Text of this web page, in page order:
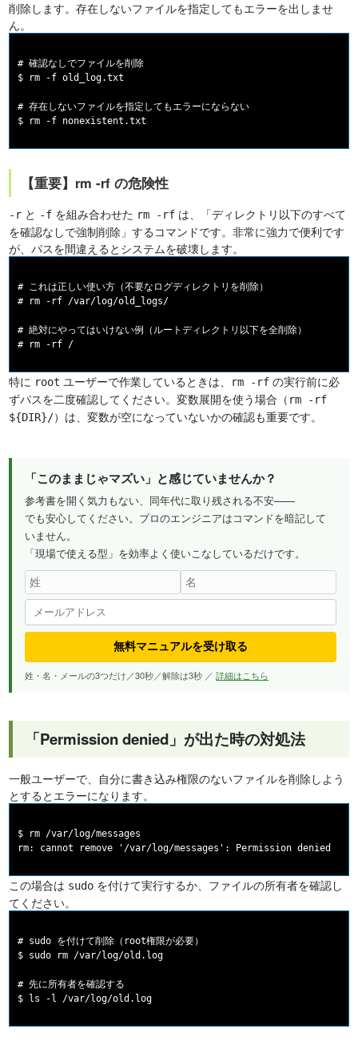
削除します。存在しないファイルを指定してもエラーを出しませ
ん。
# 確認なしでファイルを削除
$ rm -f old_log.txt
# 存在しないファイルを指定してもエラーにならない
【重要】rm -rf の危険性
-r と -f を組み合わせた rm -rf は、「ディレクトリ以下のすべて
を確認なしで強制削除」するコマンドです。非常に強力で便利です
が、パスを間違えるとシステムを破壊します。
# これは正しい使い方（不要なログディレクトリを削除）
# rm -rf /var/log/old_logs/
# 絶対にやってはいけない例（ルートディレクトリ以下を全削除）
特に root ユーザーで作業しているときは、 rm -rf の実行前に必
ずパスを二度確認してください。変数展開を使う場合（ rm -rf
${DIR}/）は、変数が空になっていないかの確認も重要です。
「このままじゃマズい」と感じていませんか？
参考書を開く気力もない、同年代に取り残される不安——
でも安心してください。プロのエンジニアはコマンドを暗記して
いません。
「現場で使える型」を効率よく使いこなしているだけです。
無料マニュアルを受け取る
姓・名・メールの3つだけ／30秒／解除は3秒 ／詳細はこちら
「Permission denied」が出た時の対処法
一般ユーザーで、自分に書き込み権限のないファイルを削除しよう
とするとエラーになります。
$ rm /var/log/messages
この場合は sudo を付けて実行するか、ファイルの所有者を確認し
てください。
# sudo を付けて削除（root権限が必要）
$ sudo rm /var/log/old.log
# 先に所有者を確認する